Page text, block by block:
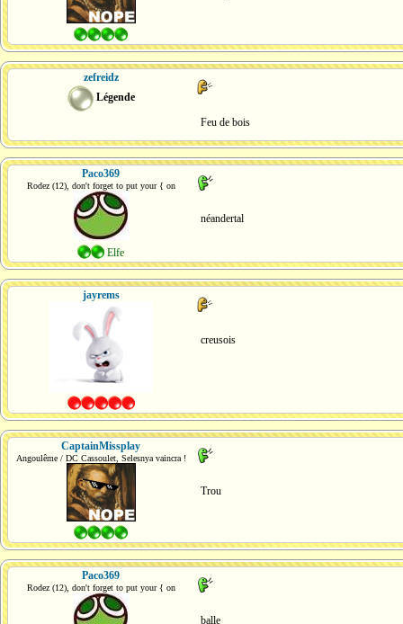
zefreidz
Légende
Feu de bois
Paco369
Rodez (12), don't forget to put your { on
Elfe
néandertal
jayrems
creusois
CaptainMissplay
Angoulême / DC Cassoulet, Selesnya vaincra !
Trou
Paco369
Rodez (12), don't forget to put your { on
balle